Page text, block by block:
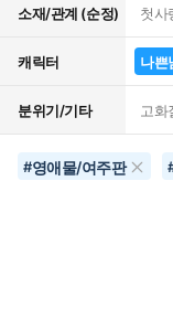
소재/관계 (순정) 첫사
캐릭터 나쁜
분위기/기타 고화
#영애물/여주판